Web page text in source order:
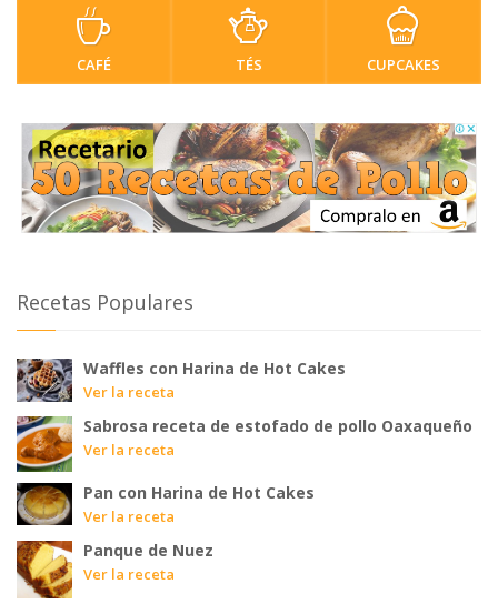
CAFÉ TÉS CUPCAKES
Recetas Populares
Waffles con Harina de Hot Cakes
Ver la receta
Sabrosa receta de estofado de pollo Oaxaqueño
Ver la receta
Pan con Harina de Hot Cakes
Ver la receta
Panque de Nuez
Ver la receta